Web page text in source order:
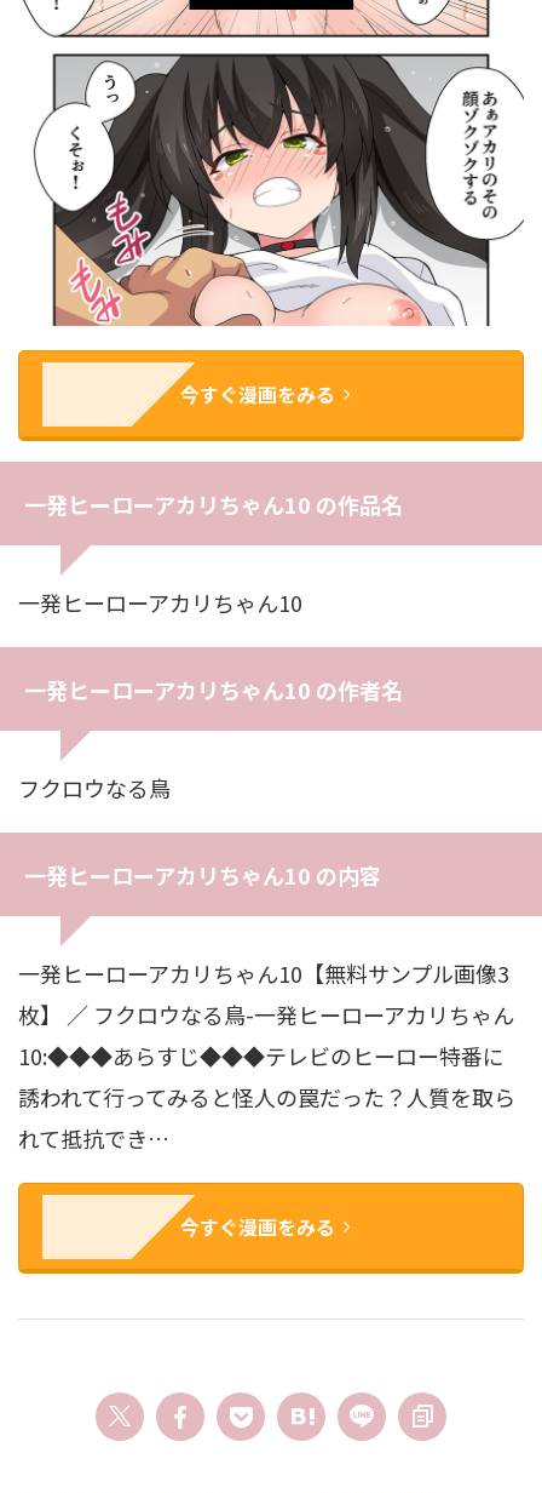
今すぐ漫画をみる
一発ヒーローアカリちゃん10 の作品名
一発ヒーローアカリちゃん10
一発ヒーローアカリちゃん10 の作者名
フクロウなる鳥
一発ヒーローアカリちゃん10 の内容
一発ヒーローアカリちゃん10【無料サンプル画像3
枚】 ／ フクロウなる鳥-一発ヒーローアカリちゃん
10:◆◆◆あらすじ◆◆◆テレビのヒーロー特番に
誘われて行ってみると怪人の罠だった？人質を取ら
れて抵抗でき…
今すぐ漫画をみる